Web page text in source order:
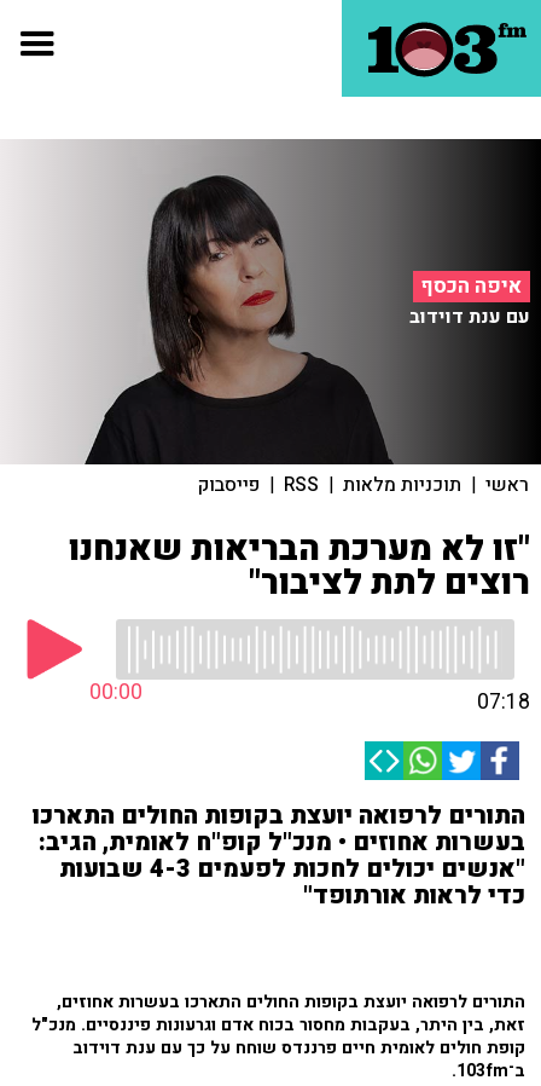
איפה הכסף
עם ענת דוידוב
ראשי | תוכניות מלאות |
RSS
| פייסבוק
"זו לא מערכת הבריאות שאנחנו
רוצים לתת לציבור"
00:00 07:18
התורים לרפואה יועצת בקופות החולים התארכו
בעשרות אחוזים • מנכ"ל קופ"ח לאומית, הגיב:
"אנשים יכולים לחכות לפעמים 4-3 שבועות
כדי לראות אורתופד"
התורים לרפואה יועצת בקופות החולים התארכו בעשרות אחוזים,
זאת, בין היתר, בעקבות מחסור בכוח אדם וגרעונות פיננסיים. מנכ"ל
קופת חולים לאומית חיים פרננדס שוחח על כך עם ענת דוידוב
ב־103fm.